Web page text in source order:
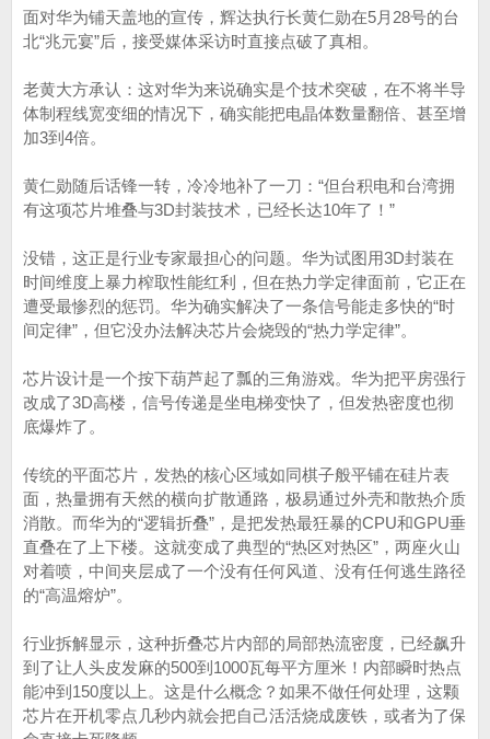
面对华为铺天盖地的宣传，辉达执行长黄仁勋在5月28号的台
北“兆元宴”后，接受媒体采访时直接点破了真相。
老黄大方承认：这对华为来说确实是个技术突破，在不将半导
体制程线宽变细的情况下，确实能把电晶体数量翻倍、甚至增
加3到4倍。
黄仁勋随后话锋一转，冷冷地补了一刀：“但台积电和台湾拥
有这项芯片堆叠与3D封装技术，已经长达10年了！”
没错，这正是行业专家最担心的问题。华为试图用3D封装在
时间维度上暴力榨取性能红利，但在热力学定律面前，它正在
遭受最惨烈的惩罚。华为确实解决了一条信号能走多快的“时
间定律”，但它没办法解决芯片会烧毁的“热力学定律”。
芯片设计是一个按下葫芦起了瓢的三角游戏。华为把平房强行
改成了3D高楼，信号传递是坐电梯变快了，但发热密度也彻
底爆炸了。
传统的平面芯片，发热的核心区域如同棋子般平铺在硅片表
面，热量拥有天然的横向扩散通路，极易通过外壳和散热介质
消散。而华为的“逻辑折叠”，是把发热最狂暴的CPU和GPU垂
直叠在了上下楼。这就变成了典型的“热区对热区”，两座火山
对着喷，中间夹层成了一个没有任何风道、没有任何逃生路径
的“高温熔炉”。
行业拆解显示，这种折叠芯片内部的局部热流密度，已经飙升
到了让人头皮发麻的500到1000瓦每平方厘米！内部瞬时热点
能冲到150度以上。这是什么概念？如果不做任何处理，这颗
芯片在开机零点几秒内就会把自己活活烧成废铁，或者为了保